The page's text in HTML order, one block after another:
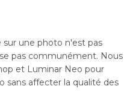
sur une photo n'est pas
pas communément. Nous
et Luminar Neo pour
sans affecter la qualité des